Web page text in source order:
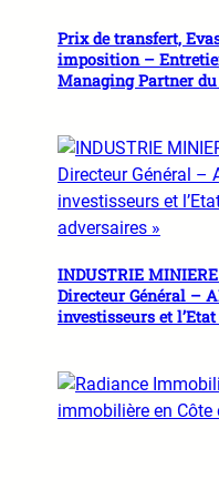
Prix de transfert,
imposition –
Managing Partner du
INDUSTRIE
Directeur Général –
investisseurs et